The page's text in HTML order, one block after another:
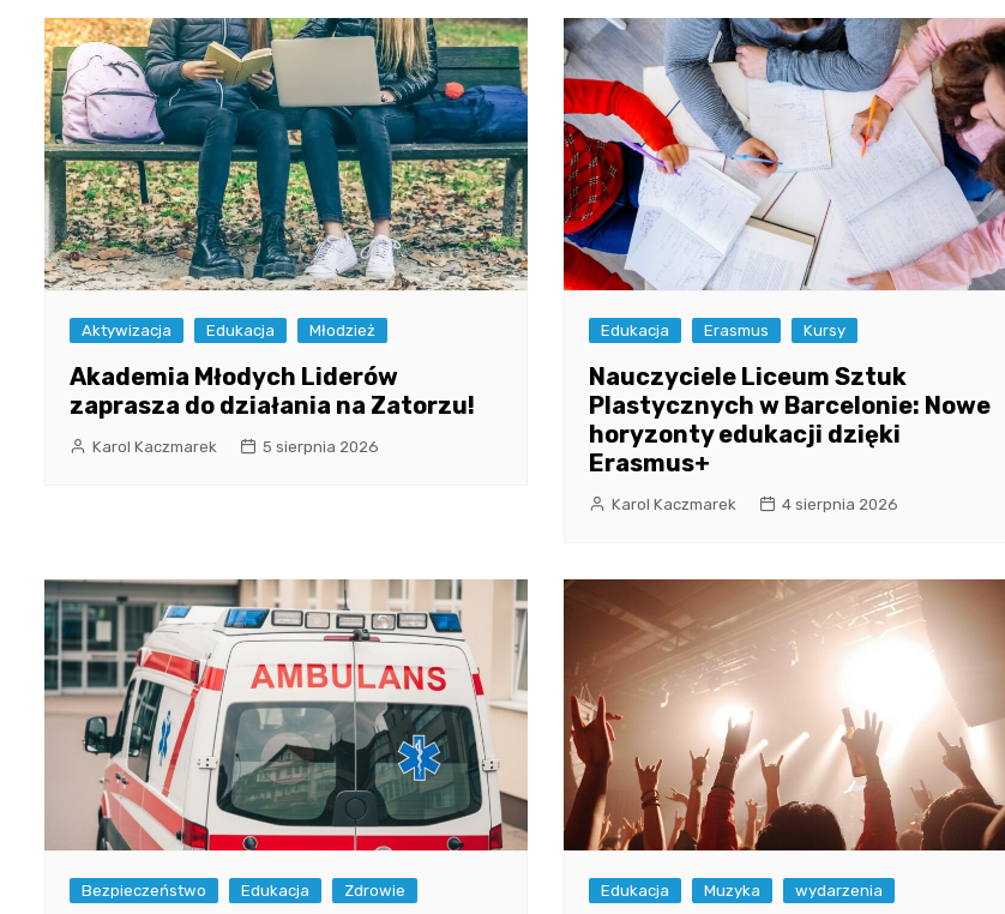
Aktywizacja Edukacja Młodzież
Akademia Młodych Liderów
zaprasza do działania na Zatorzu!
Karol Kaczmarek 5 sierpnia 2026
Edukacja Erasmus Kursy
Nauczyciele Liceum Sztuk
Plastycznych w Barcelonie: Nowe
horyzonty edukacji dzięki
Erasmus+
Karol Kaczmarek 4 sierpnia 2026
Bezpieczeństwo Edukacja Zdrowie Edukacja Muzyka wydarzenia